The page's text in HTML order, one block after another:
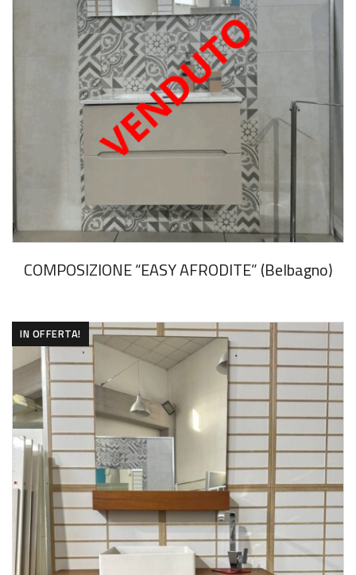
COMPOSIZIONE “EASY AFRODITE” (Belbagno)
IN OFFERTA!